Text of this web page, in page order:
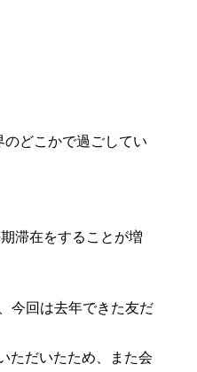
どこかで過ごしてい
滞在をすることが増
今回は去年できた友だ
ただいたため、また会